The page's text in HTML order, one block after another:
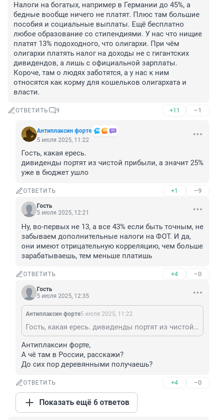
Налоги на богатых, например в Германии до 45%, а
бедные вообще ничего не платят. Плюс там большие
пособия и социальные выплаты. Ещё бесплатно
любое образование со стипендиями. У нас что нищие
платят 13% подоходного, что олигархи. При чём
олигархи платять налог на доходы не с гигантских
дивидендов, а лишь с официальной зарплаты.
Короче, там о людях заботятся, а у нас к ним
относятся как корму для кошельков олигархата и
власти.
ОТВЕТИТЬ 9 +11 –1
Антиплаксин форте
5 июля 2025, 11:22
Гость, какая ересь.
дивиденды портят из чистой прибыли, а значит 25%
уже в бюджет ушло
ОТВЕТИТЬ +1 –9
Гость
5 июля 2025, 12:21
Ну, во-первых не 13, а все 43% если быть точным, не
забываем дополнительные налоги на ФОТ. И да,
они имеют отрицательную корреляцию, чем больше
зарабатываешь, тем меньше платишь
ОТВЕТИТЬ +4 –0
Гость
5 июля 2025, 12:35
Антиплаксин форте5 июля 2025, 11:22
Гость, какая ересь. дивиденды портят из чистой прибыли, а значит 25% уже в бюджет ушло
Антиплаксин форте,
А чё там в России, расскажи?
До сих пор деревянными получаешь?
ОТВЕТИТЬ +4 –0
Показать ещё 6 ответов